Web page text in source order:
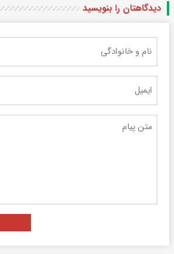
دیدگاهتان را بنویسید